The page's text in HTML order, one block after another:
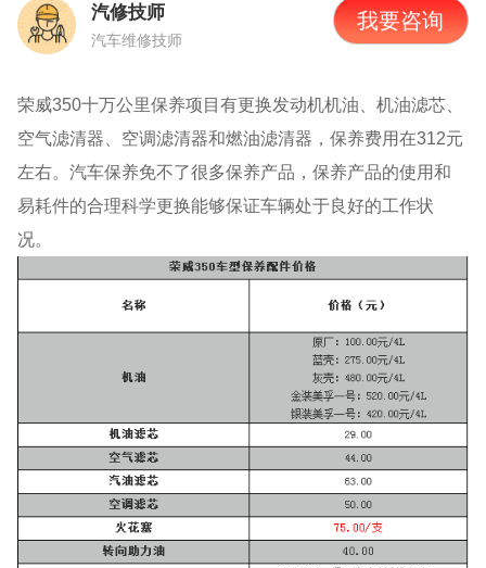
汽修技师
汽车维修技师
我要咨询
荣威350十万公里保养项目有更换发动机机油、机油滤芯、
空气滤清器、空调滤清器和燃油滤清器，保养费用在312元
左右。汽车保养免不了很多保养产品，保养产品的使用和
易耗件的合理科学更换能够保证车辆处于良好的工作状
况。